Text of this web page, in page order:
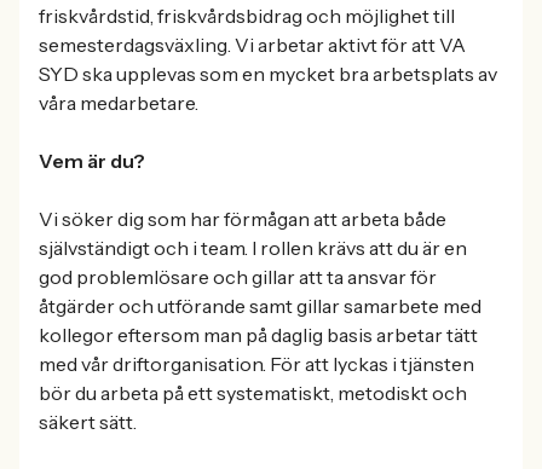
friskvårdstid, friskvårdsbidrag och möjlighet till
semesterdagsväxling. Vi arbetar aktivt för att VA
SYD ska upplevas som en mycket bra arbetsplats av
våra medarbetare.
Vem är du?
Vi söker dig som har förmågan att arbeta både
självständigt och i team. I rollen krävs att du är en
god problemlösare och gillar att ta ansvar för
åtgärder och utförande samt gillar samarbete med
kollegor eftersom man på daglig basis arbetar tätt
med vår driftorganisation. För att lyckas i tjänsten
bör du arbeta på ett systematiskt, metodiskt och
säkert sätt.